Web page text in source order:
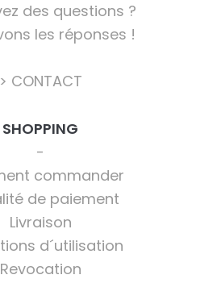
des questions ?
les réponses !
> CONTACT
SHOPPING
commander
de paiement
Livraison
d´utilisation
Revocation